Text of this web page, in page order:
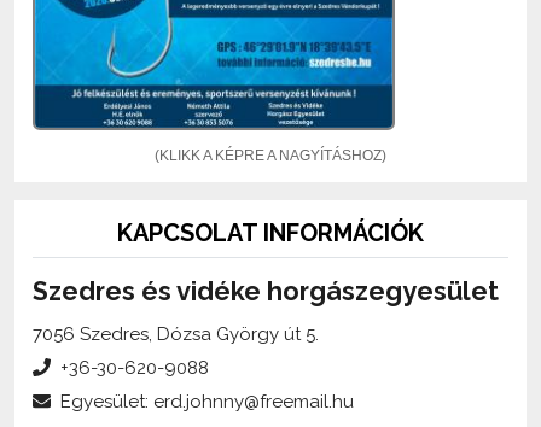
(KLIKK A KÉPRE A NAGYÍTÁSHOZ)
KAPCSOLAT INFORMÁCIÓK
Szedres és vidéke horgászegyesület
7056 Szedres, Dózsa György út 5.
+36-30-620-9088
Egyesület: erd.johnny@freemail.hu